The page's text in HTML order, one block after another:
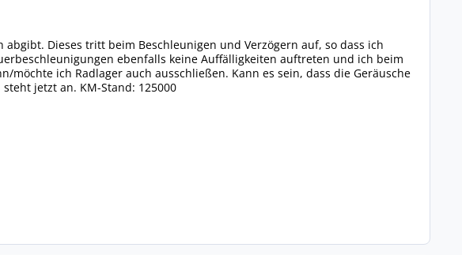
Dieses tritt beim Beschleunigen und Verzögern auf, so dass ich
ebenfalls keine Auffälligkeiten auftreten und ich beim
ich Radlager auch ausschließen. Kann es sein, dass die Geräusche
jetzt an. KM-Stand: 125000